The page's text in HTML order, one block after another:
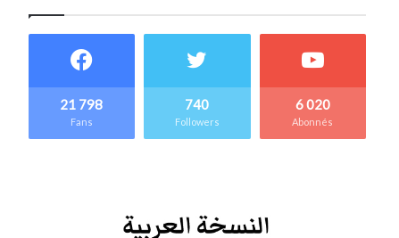
21 798
Fans
740
Followers
6 020
Abonnés